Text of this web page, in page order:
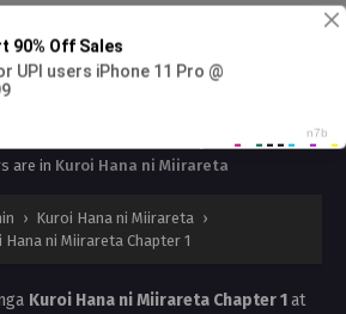
ni Miirareta Chapter 1
are in Kuroi Hana ni Miirareta
› Kuroi Hana ni Miirareta ›
Hana ni Miirareta Chapter 1
Kuroi Hana ni Miirareta Chapter 1at